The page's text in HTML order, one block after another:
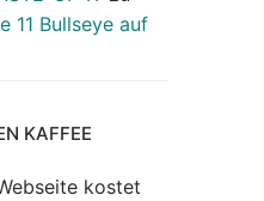
11 Bullseye auf
KAFFEE
kostet